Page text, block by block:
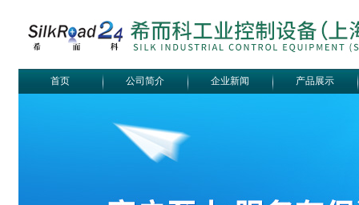
首页 公司简介 企业新闻 产品展示